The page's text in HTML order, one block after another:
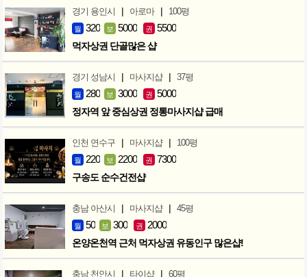
경기 용인시 | 아로마 | 100평
월 320 보 5000 권 5500
먹자상권 단골많은 샵
경기 성남시 | 마사지샵 | 37평
월 280 보 3000 권 5000
정자역 앞 중심상권 정통마사지샵 급매
인천 연수구 | 마사지샵 | 100평
월 220 보 2200 권 7300
구송도 순수건전샵
충남 아산시 | 마사지샵 | 45평
월 50 보 300 권 2000
온양온천역 근처 먹자상권 유동인구 많은샵!
충남 천안시 | 타이샵 | 60평